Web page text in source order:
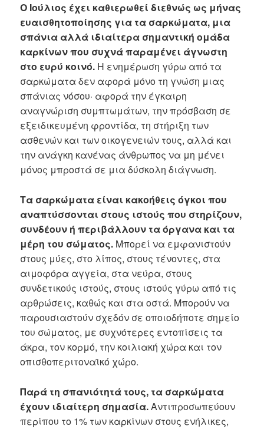
Ο Ιούλιος έχει καθιερωθεί διεθνώς ως μήνας
ευαισθητοποίησης για τα σαρκώματα, μια
σπάνια αλλά ιδιαίτερα σημαντική ομάδα
καρκίνων που συχνά παραμένει άγνωστη
στο ευρύ κοινό. Η ενημέρωση γύρω από τα
σαρκώματα δεν αφορά μόνο τη γνώση μιας
σπάνιας νόσου· αφορά την έγκαιρη
αναγνώριση συμπτωμάτων, την πρόσβαση σε
εξειδικευμένη φροντίδα, τη στήριξη των
ασθενών και των οικογενειών τους, αλλά και
την ανάγκη κανένας άνθρωπος να μη μένει
μόνος μπροστά σε μια δύσκολη διάγνωση.
Τα σαρκώματα είναι κακοήθεις όγκοι που
αναπτύσσονται στους ιστούς που στηρίζουν,
συνδέουν ή περιβάλλουν τα όργανα και τα
μέρη του σώματος. Μπορεί να εμφανιστούν
στους μύες, στο λίπος, στους τένοντες, στα
αιμοφόρα αγγεία, στα νεύρα, στους
συνδετικούς ιστούς, στους ιστούς γύρω από τις
αρθρώσεις, καθώς και στα οστά. Μπορούν να
παρουσιαστούν σχεδόν σε οποιοδήποτε σημείο
του σώματος, με συχνότερες εντοπίσεις τα
άκρα, τον κορμό, την κοιλιακή χώρα και τον
οπισθοπεριτοναϊκό χώρο.
Παρά τη σπανιότητά τους, τα σαρκώματα
έχουν ιδιαίτερη σημασία.Αντιπροσωπεύουν
περίπου το 1% των καρκίνων στους ενήλικες,